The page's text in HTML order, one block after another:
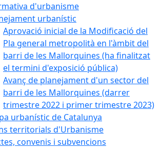
d'urbanisme
urbanístic
Aprovació inicial de la Modificació del
Pla general metropolità en l'àmbit del
barri de les Mallorquines (ha finalitzat
el termini d'exposició pública)
Avanç de planejament d'un sector del
barri de les Mallorquines (darrer
trimestre 2022 i primer trimestre 2023)
urbanístic de Catalunya
territorials d'Urbanisme
convenis i subvencions